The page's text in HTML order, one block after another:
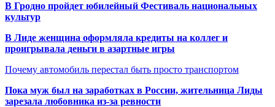
В Гродно пройдет юбилейный Фестиваль национальных
культур
В Лиде женщина оформляла кредиты на коллег и
проигрывала деньги в азартные игры
Почему автомобиль перестал быть просто транспортом
Пока муж был на заработках в России, жительница Лиды
зарезала любовника из-за ревности